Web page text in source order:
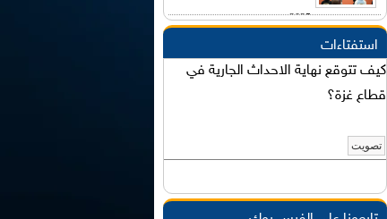
2025
استفتاءات
كيف تتوقع نهاية الاحداث الجارية في
قطاع غزة؟